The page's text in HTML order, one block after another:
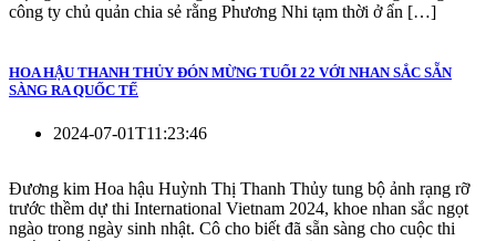
công ty chủ quản chia sẻ rằng Phương Nhi tạm thời ở ẩn […]
HOA HẬU THANH THỦY ĐÓN MỪNG TUỔI 22 VỚI NHAN SẮC SẴN
SÀNG RA QUỐC TẾ
2024-07-01T11:23:46
Đương kim Hoa hậu Huỳnh Thị Thanh Thủy tung bộ ảnh rạng rỡ
trước thềm dự thi International Vietnam 2024, khoe nhan sắc ngọt
ngào trong ngày sinh nhật. Cô cho biết đã sẵn sàng cho cuộc thi